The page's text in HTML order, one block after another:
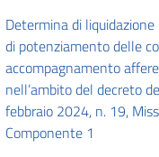
Determina di
di potenziamento delle
accompagnamento
nell’ambito del decreto
febbraio 2024, n. 19,
Componente 1